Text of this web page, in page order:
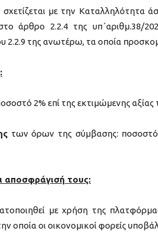
σχετίζεται με την Καταλληλότητα
άρθρο 2.2.4 της υπ΄αριθμ.38/
2.2.9 της ανωτέρω, τα οποία
2% επί της εκτιμώμενης
των όρων της σύμβασης: ποσοστό
αποσφράγισή τους:
με χρήση της
οποία οι οικονομικοί φορείς